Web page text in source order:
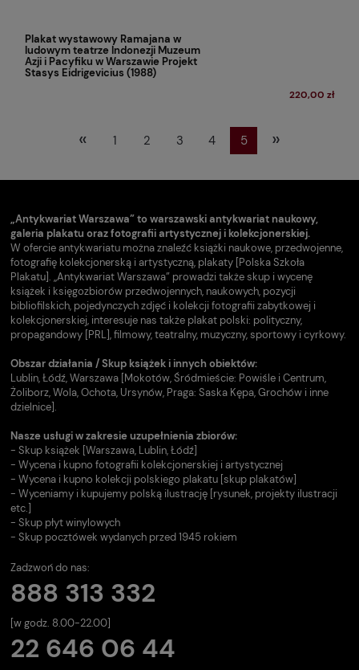
Plakat wystawowy Ramajana w
ludowym teatrze Indonezji Muzeum
Azji i Pacyfiku w Warszawie Projekt
Stasys Eidrigevicius (1988)
220,00 zł
« 1 2 3 4 5 »
„Antykwariat Warszawa” to warszawski antykwariat naukowy,
galeria plakatu oraz fotografii artystycznej i kolekcjonerskiej.
W ofercie antykwariatu można znaleźć książki naukowe, przedwojenne,
fotografię kolekcjonerską i artystyczną, plakaty [Polska Szkoła
Plakatu]. „Antykwariat Warszawa” prowadzi także skup i wycenę
książek i księgozbiorów przedwojennych, naukowych, pozycji
bibliofilskich, pojedynczych zdjęć i kolekcji fotografii zabytkowej i
kolekcjonerskiej, interesuje nas także plakat polski: polityczny,
propagandowy [PRL], filmowy, teatralny, muzyczny, sportowy i cyrkowy.
Obszar działania / Skup książek i innych obiektów:
Lublin, Łódź, Warszawa [Mokotów, Śródmieście: Powiśle i Centrum,
Żoliborz, Wola, Ochota, Ursynów, Praga: Saska Kępa, Grochów i inne
dzielnice].
Nasze usługi w zakresie uzupełnienia zbiorów:
- Skup książek [Warszawa, Lublin, Łódź]
- Wycena i kupno fotografii kolekcjonerskiej i artystycznej
- Wycena i kupno kolekcji polskiego plakatu [skup plakatów]
- Wyceniamy i kupujemy polską ilustrację [rysunek, projekty ilustracji
etc.]
- Skup płyt winylowych
- Skup pocztówek wydanych przed 1945 rokiem
Zadzwoń do nas:
888 313 332
[w godz. 8.00-22.00]
22 646 06 44